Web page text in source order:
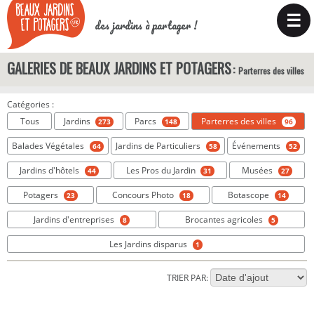
des jardins à partager ! ☰
GALERIES DE BEAUX JARDINS ET POTAGERS Parterres des villes
Catégories :
Tous
Jardins 273 Parcs 148 Parterres des villes 96
Balades Végétales 64 Jardins de Particuliers 58 Événements 52
Jardins d'hôtels 44 Les Pros du Jardin 31 Musées 27
Potagers 23 Concours Photo 18 Botascope 14
Jardins d'entreprises 8 Brocantes agricoles 5
Les Jardins disparus 1
TRIER PAR: